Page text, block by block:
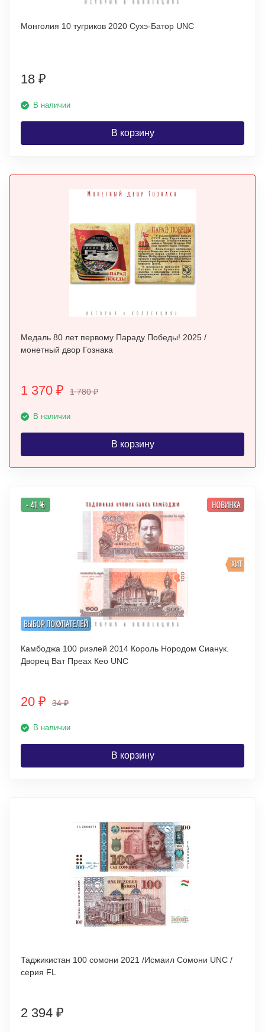
Монголия 10 тугриков 2020 Сухэ-Батор UNC
18 ₽
В наличии
В корзину
Медаль 80 лет первому Параду Победы! 2025 /
монетный двор Гознака
1 370 ₽ 1 780₽
В наличии
В корзину
ВЫБОР ПОКУПАТЕЛЕЙ
ХИТ
- 41 % НОВИНКА
Камбоджа 100 риэлей 2014 Король Нородом Сианук.
Дворец Ват Преах Кео UNC
20 ₽ 34₽
В наличии
В корзину
Таджикистан 100 сомони 2021 /Исмаил Сомони UNC /
серия FL
2 394 ₽